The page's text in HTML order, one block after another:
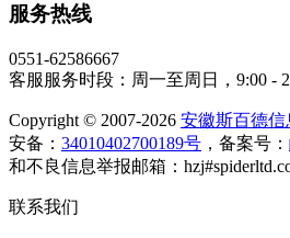
服务热线
0551-62586667
客服服务时段：周一至周日，9:00 -
Copyright © 2007-2026 安徽斯百德信
安备： 34010402700189号 ，备案号：
和不良信息举报邮箱：
联系我们